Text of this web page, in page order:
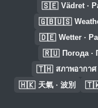
🇸🇪 Vädret ·
🇬🇧🇺🇸
🇩🇪 Wetter ·
🇷🇺 Погода ·
🇹🇭 สภาพอากาศ
🇭🇰 天氣 · 波別